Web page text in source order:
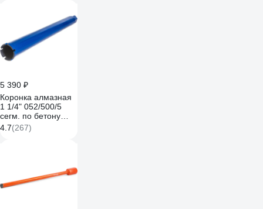
5 390 ₽
Коронка алмазная
1 1/4" 052/500/5
сегм. по бетону
KEOS DC052.500
4.7(267)